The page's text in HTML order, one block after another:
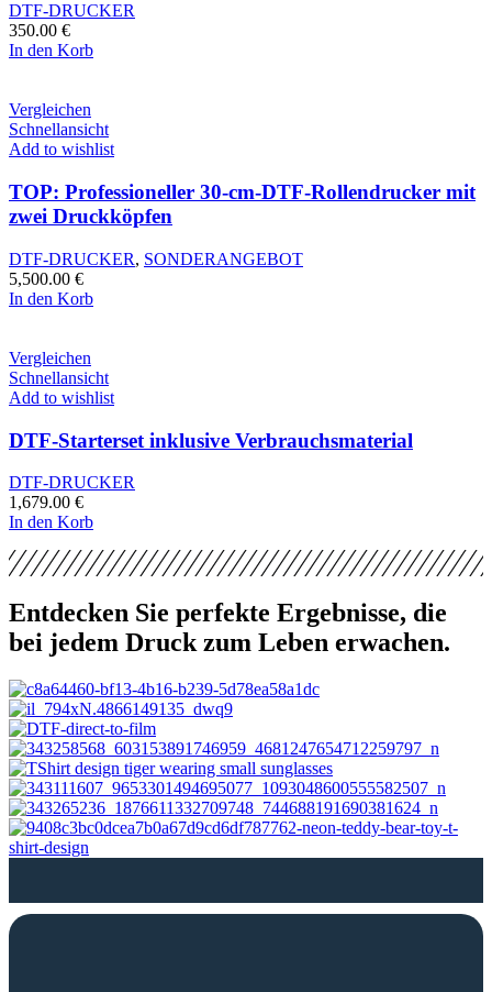
DTF-DRUCKER
350.00 €
In den Korb
Vergleichen
Schnellansicht
Add to wishlist
TOP: Professioneller 30-cm-DTF-Rollendrucker mit
zwei Druckköpfen
DTF-DRUCKER, SONDERANGEBOT
5,500.00 €
In den Korb
Vergleichen
Schnellansicht
Add to wishlist
DTF-Starterset inklusive Verbrauchsmaterial
DTF-DRUCKER
1,679.00 €
In den Korb
Entdecken Sie perfekte Ergebnisse, die
bei jedem Druck zum Leben erwachen.